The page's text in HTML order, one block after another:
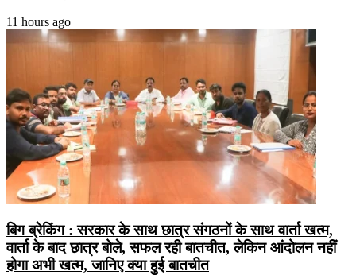
11 hours ago
बिग ब्रेकिंग : सरकार के साथ छात्र संगठनों के साथ वार्ता खत्म,
वार्ता के बाद छात्र बोले, सफल रही बातचीत, लेकिन आंदोलन नहीं
होगा अभी खत्म, जानिए क्या हुई बातचीत